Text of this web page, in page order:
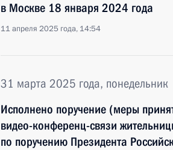
в Москве 18 января 2024 года
11 апреля 2025 года, 14:54
31 марта 2025 года, понедельник
Исполнено поручение (меры
видео-конференц-связи
по поручению Президента